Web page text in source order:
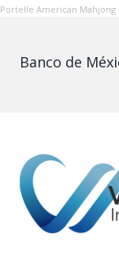
Portelle American Mahjong